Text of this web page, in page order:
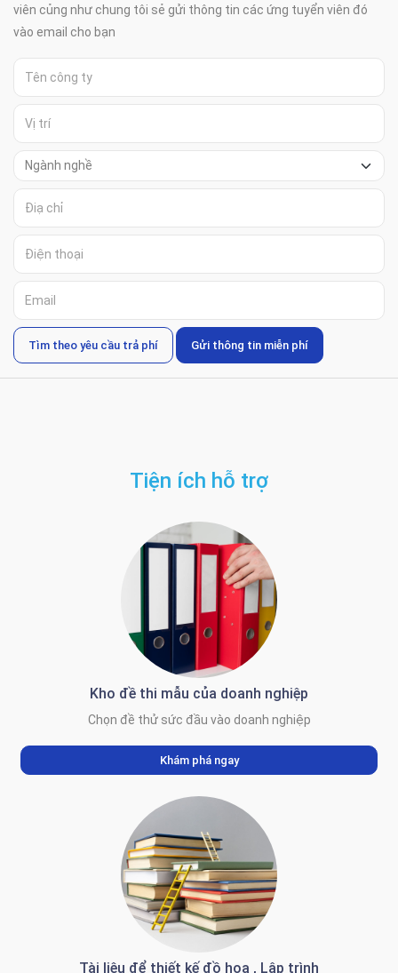
viên củng như chung tôi sẻ gửi thông tin các ứng tuyển viên đó
vào email cho bạn
Tìm theo yêu cầu trả phí Gửi thông tin miễn phí
Tiện ích hỗ trợ
Kho đề thi mẫu của doanh nghiệp
Chọn đề thử sức đầu vào doanh nghiệp
Khám phá ngay
Tài liệu để thiết kế đồ họa , Lập trình